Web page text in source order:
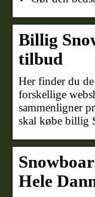
Billig
tilbud
Her finder du
forskellige
sammenligner
skal købe billig
Hele